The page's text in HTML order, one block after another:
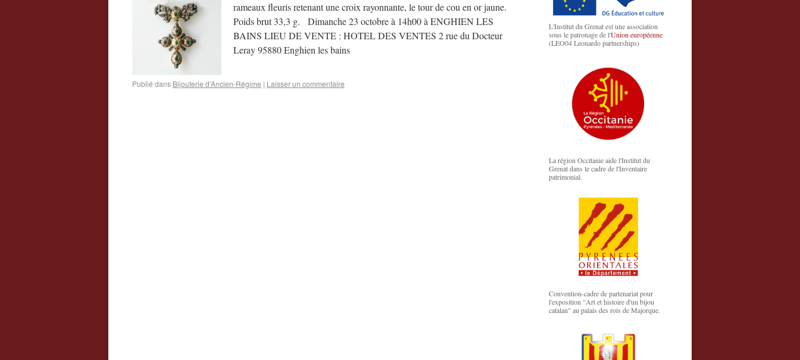
rameaux fleuris retenant une croix rayonnante, le tour de cou en or jaune.
Poids brut 33,3 g. Dimanche 23 octobre à 14h00 à ENGHIEN LES
BAINS LIEU DE VENTE : HOTEL DES VENTES 2 rue du Docteur
Leray 95880 Enghien les bains
Publié dans Bijouterie d'Ancien-Régime | Laisser un commentaire
L'Institut du Grenat est une association
sous le patronage de l'Union européenne
(LEO04 Leonardo partnerships)
La région Occitanie aide l'Institut du
Grenat dans le cadre de l'Inventaire
patrimonial.
Convention-cadre de partenariat pour
l'exposition "Art et histoire d'un bijou
catalan" au palais des rois de Majorque.